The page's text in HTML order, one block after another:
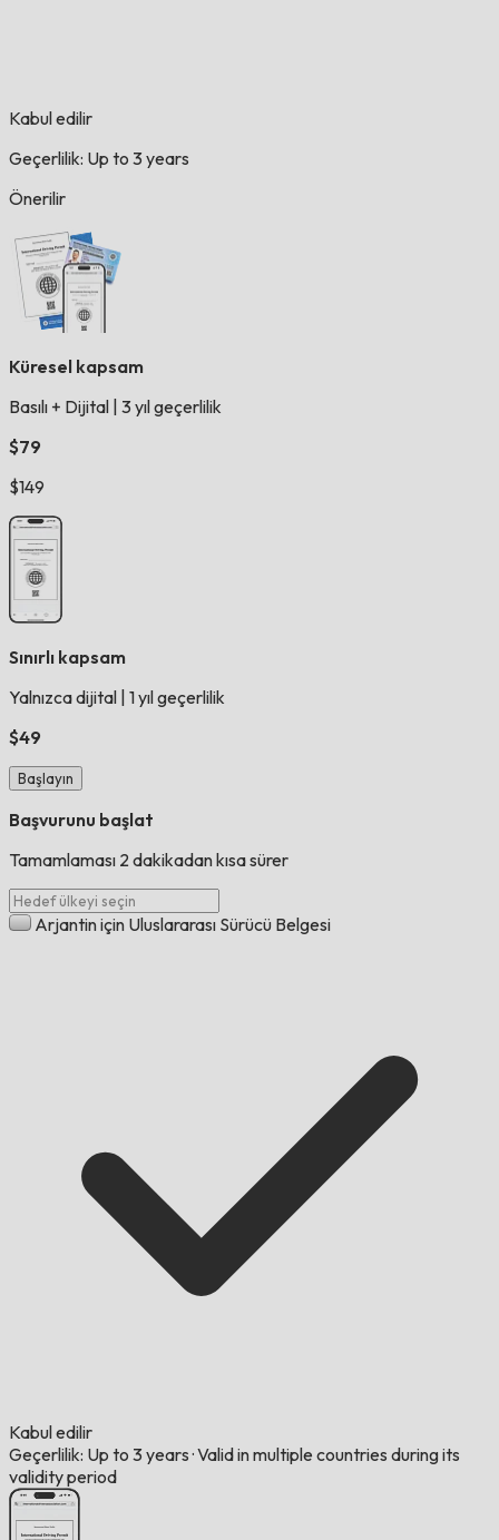
Kabul edilir
Geçerlilik: Up to 3 years
Önerilir
Küresel kapsam
Basılı + Dijital 3 yıl geçerlilik
$79
$149
Sınırlı kapsam
Yalnızca dijital 1 yıl geçerlilik
$49
Başlayın
Başvurunu başlat
Tamamlaması 2 dakikadan kısa sürer
Arjantin için Uluslararası Sürücü Belgesi
Kabul edilir
Geçerlilik: Up to 3 years ·Valid in multiple countries during its
validity period